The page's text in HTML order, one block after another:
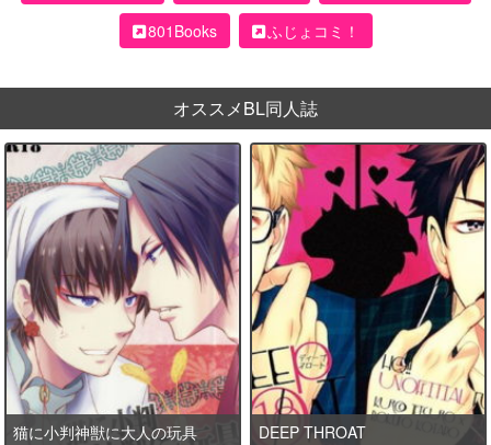
801Books
ふじょコミ！
オススメBL同人誌
猫に小判神獣に大人の玩具 DEEP THROAT